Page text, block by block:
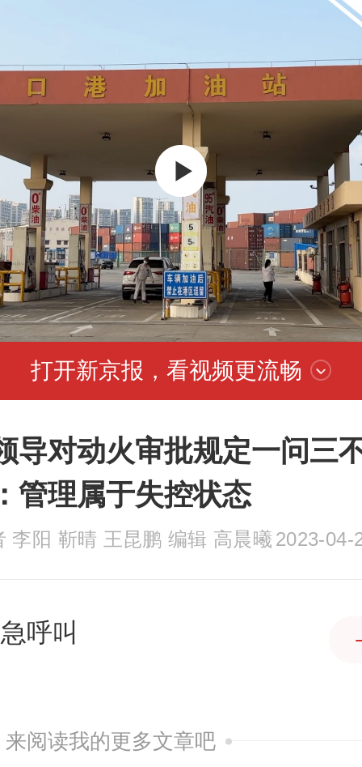
打开新京报，看视频更流畅
导对动火审批规定一问三
管理属于失控状态
李阳 靳晴 王昆鹏 编辑 高晨曦 2023-04-
呼叫
来阅读我的更多文章吧